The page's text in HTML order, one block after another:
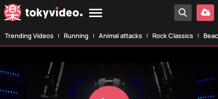
Trending Videos Running Animal attacks Rock Classics